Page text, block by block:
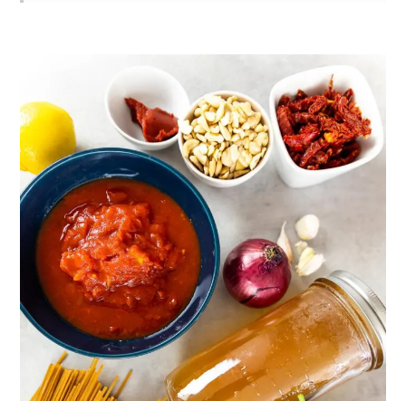
Tipps
📖 Recipe